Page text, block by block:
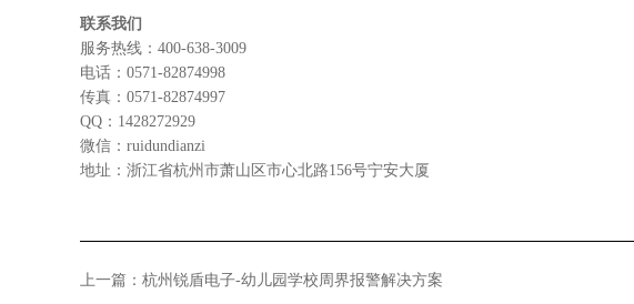
联系我们
服务热线：400-638-3009
电话：0571-82874998
传真：0571-82874997
QQ：1428272929
微信：ruidundianzi
地址：浙江省杭州市萧山区市心北路156号宁安大厦
上一篇： 杭州锐盾电子-幼儿园学校周界报警解决方案